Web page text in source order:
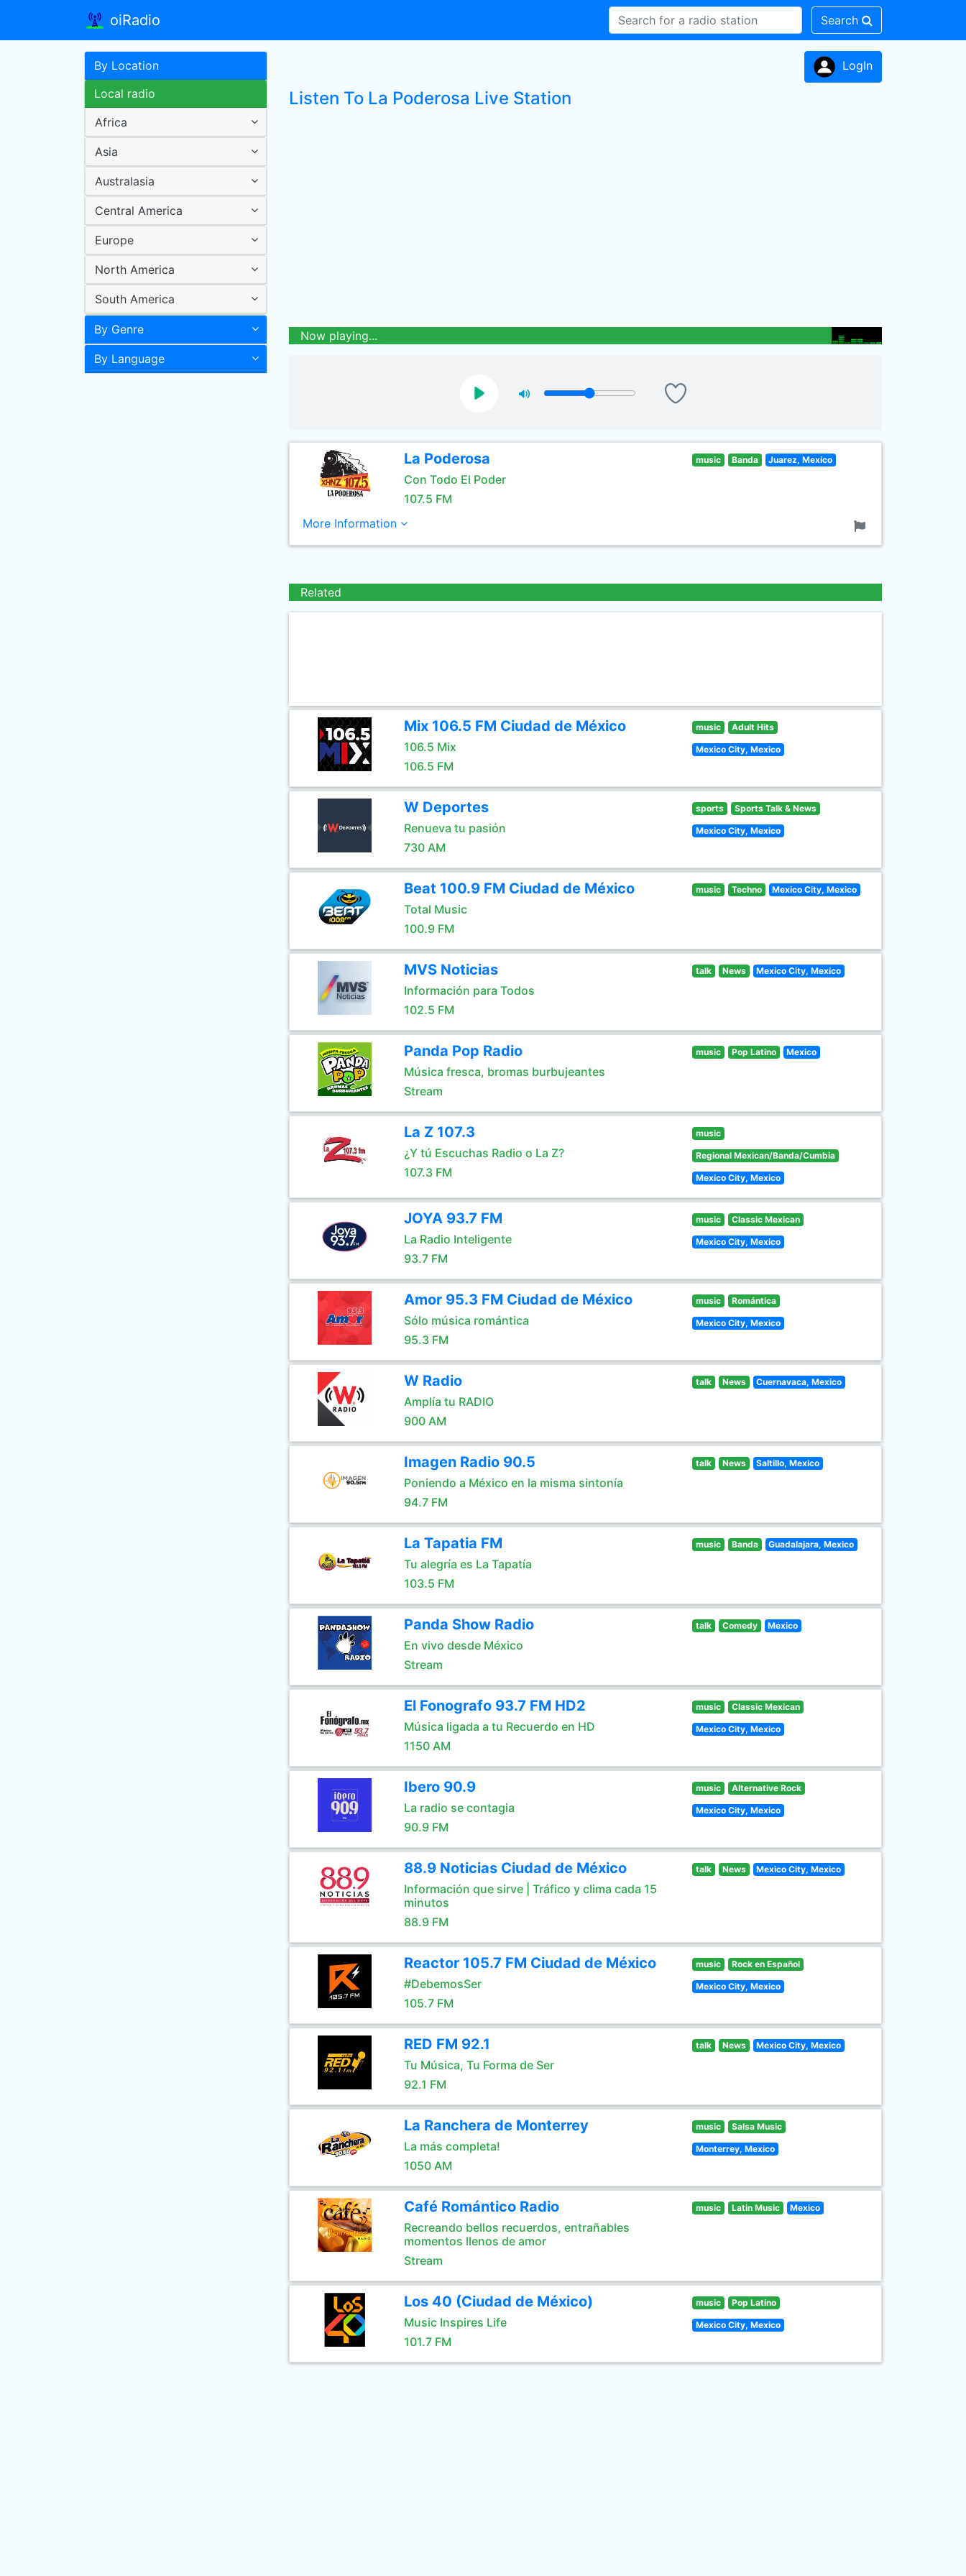
oiRadio Search
By Location
Local radio
Africa
Asia
Australasia
Central America
Europe
North America
South America
By Genre
By Language
LogIn
Listen To La Poderosa Live Station
Now playing...
La Poderosa
Con Todo El Poder
107.5 FM
music Banda Juarez, Mexico
More Information
Related
Mix 106.5 FM Ciudad de México
106.5 Mix
106.5 FM
music Adult Hits
Mexico City, Mexico
W Deportes
Renueva tu pasión
730 AM
sports Sports Talk & News
Mexico City, Mexico
Beat 100.9 FM Ciudad de México
Total Music
100.9 FM
music Techno Mexico City, Mexico
MVS Noticias
Información para Todos
102.5 FM
talk News Mexico City, Mexico
Panda Pop Radio
Música fresca, bromas burbujeantes
Stream
music Pop Latino Mexico
La Z 107.3
¿Y tú Escuchas Radio o La Z?
107.3 FM
music
Regional Mexican/Banda/Cumbia
Mexico City, Mexico
JOYA 93.7 FM
La Radio Inteligente
93.7 FM
music Classic Mexican
Mexico City, Mexico
Amor 95.3 FM Ciudad de México
Sólo música romántica
95.3 FM
music Romántica
Mexico City, Mexico
W Radio
Amplía tu RADIO
900 AM
talk News Cuernavaca, Mexico
Imagen Radio 90.5
Poniendo a México en la misma sintonía
94.7 FM
talk News Saltillo, Mexico
La Tapatia FM
Tu alegría es La Tapatía
103.5 FM
music Banda Guadalajara, Mexico
Panda Show Radio
En vivo desde México
Stream
talk Comedy Mexico
El Fonografo 93.7 FM HD2
Música ligada a tu Recuerdo en HD
1150 AM
music Classic Mexican
Mexico City, Mexico
Ibero 90.9
La radio se contagia
90.9 FM
music Alternative Rock
Mexico City, Mexico
88.9 Noticias Ciudad de México
Información que sirve | Tráfico y clima cada 15
minutos
88.9 FM
talk News Mexico City, Mexico
Reactor 105.7 FM Ciudad de México
#DebemosSer
105.7 FM
music Rock en Español
Mexico City, Mexico
RED FM 92.1
Tu Música, Tu Forma de Ser
92.1 FM
talk News Mexico City, Mexico
La Ranchera de Monterrey
La más completa!
1050 AM
music Salsa Music
Monterrey, Mexico
Café Romántico Radio
Recreando bellos recuerdos, entrañables
momentos llenos de amor
Stream
music Latin Music Mexico
Los 40 (Ciudad de México)
Music Inspires Life
101.7 FM
music Pop Latino
Mexico City, Mexico